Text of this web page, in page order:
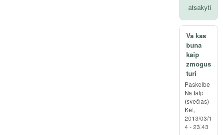
atsakyti
Va kas
buna
kaip
zmogus
turi
Paskelbė
Na taip
(svečias) -
Ket,
2013/03/1
4 - 23:43